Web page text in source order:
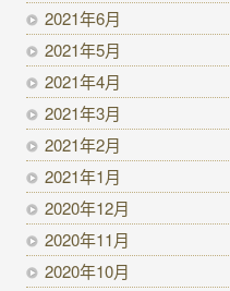
2021年6月
2021年5月
2021年4月
2021年3月
2021年2月
2021年1月
2020年12月
2020年11月
2020年10月